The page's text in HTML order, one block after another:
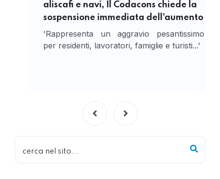
aliscafi e navi, Il Codacons chiede la
sospensione immediata dell'aumento
'Rappresenta un aggravio pesantissimo
per residenti, lavoratori, famiglie e turisti...'